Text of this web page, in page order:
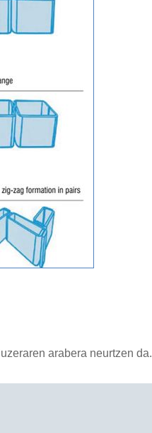
arabera neurtzen da.